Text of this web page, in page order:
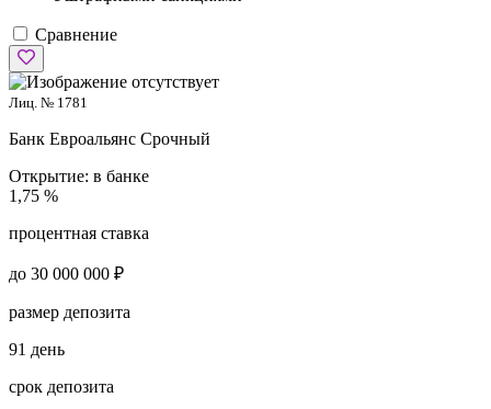
Сравнение
Лиц. № 1781
Банк Евроальянс Срочный
Открытие: в банке
1,75 %
процентная ставка
до 30 000 000 ₽
размер депозита
91 день
срок депозита